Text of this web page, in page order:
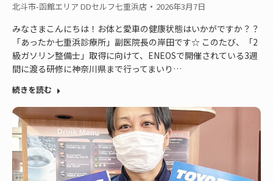
北斗市-函館エリア DDセルフ七重浜店 2026年3月7日
みなさまこんにちは！お体と愛車の健康状態はいかがですか？？
「あったか七重浜診療所」副医院長の岸田です☆ このたび、「2
級ガソリン整備士」取得に向けて、ENEOSで開催されている3週
間に渡る研修に神奈川県まで行ってまいり…
続きを読む